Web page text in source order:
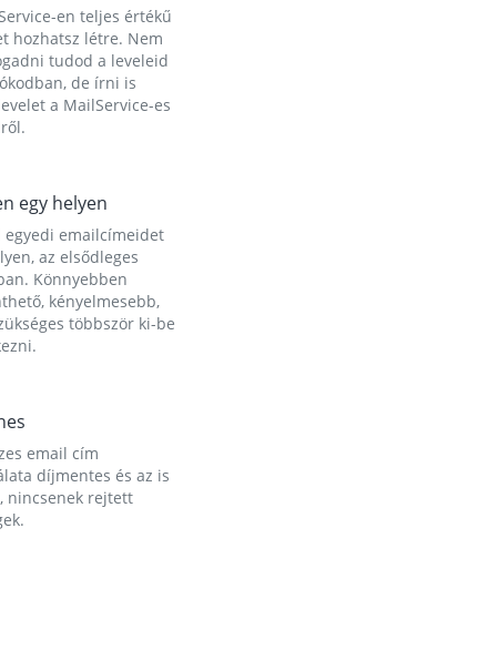
en teljes értékű
hozhatsz létre. Nem
tudod a leveleid
de írni is
a MailService-es
egy helyen
egyedi emailcímeidet
az elsődleges
Könnyebben
kényelmesebb,
többször ki-be
email cím
díjmentes és az is
nincsenek rejtett